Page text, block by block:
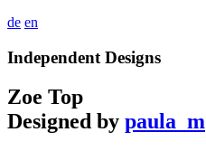
de en
Independent Designs
Zoe Top
Designed by paula_m